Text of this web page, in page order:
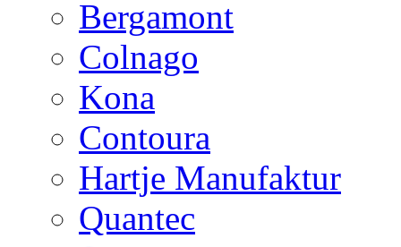
Bergamont
Colnago
Kona
Contoura
Hartje Manufaktur
Quantec